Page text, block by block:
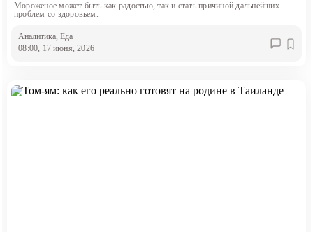
Мороженое может быть как радостью, так и стать причиной дальнейших
проблем со здоровьем.
Аналитика , Еда
08:00, 17 июня, 2026